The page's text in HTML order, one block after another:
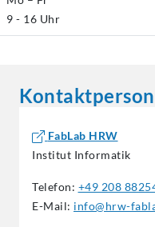
9 - 16 Uhr
Kontaktperson
FabLab HRW
Institut Informatik
Telefon: +49 208
E-Mail: info@hrw-